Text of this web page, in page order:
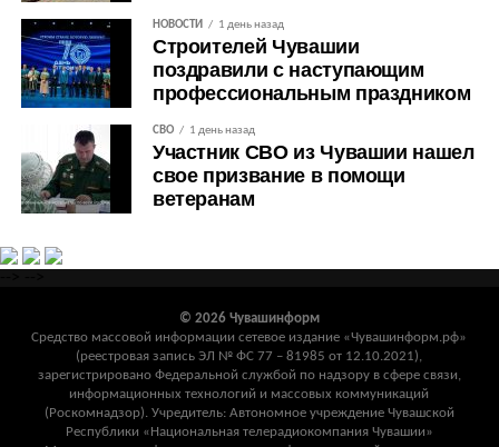
НОВОСТИ 1 день назад
Строителей Чувашии
поздравили с наступающим
профессиональным праздником
СВО 1 день назад
Участник СВО из Чувашии нашел
свое призвание в помощи
ветеранам
© 2026 Чувашинформ
Средство массовой информации сетевое издание «Чувашинформ.рф»
(реестровая запись ЭЛ № ФС 77 – 81985 от 12.10.2021),
зарегистрировано Федеральной службой по надзору в сфере связи,
информационных технологий и массовых коммуникаций
(Роскомнадзор). Учредитель: Автономное учреждение Чувашской
Республики «Национальная телерадиокомпания Чувашии»